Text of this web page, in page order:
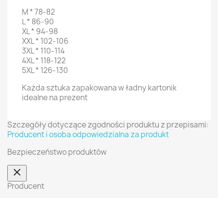
M * 78-82
L * 86-90
XL * 94-98
XXL * 102-106
3XL * 110-114
4XL * 118-122
5XL * 126-130
Każda sztuka zapakowana w ładny kartonik
idealne na prezent
Szczegóły dotyczące zgodności produktu z przepisami:
Producent i osoba odpowiedzialna za produkt
Bezpieczeństwo produktów
Producent